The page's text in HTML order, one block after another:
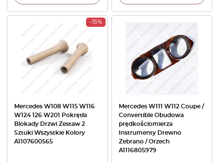
-15%
Mercedes W108 W115 W116
W124 126 W201 Pokrętła
Blokady Drzwi Zestaw 2
Sztuki Wszystkie Kolory
A1107600565
Mercedes W111 W112 Coupe /
Convertible Obudowa
prędkościomierza
Instrumenty Drewno
Zebrano / Orzech
A1116805979